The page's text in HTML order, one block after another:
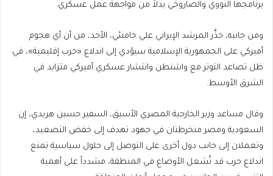
برنامجها النووي والصاروخي بدلاً من مواجهة عمل عسكري.
ومن جانبه، حذَّر المرشد الإيراني علي خامنئي، الأحد، من أن أي هجوم
أميركي على الجمهورية الإسلامية سيؤدي إلى اندلاع «حرب إقليمية»، في
ظل تصاعد التوتر مع واشنطن وانتشار عسكري أميركي متزايد في
الشرق الأوسط.
وقال مساعد وزير الخارجية المصري الأسبق، السفير حسين هريدي، إن
السعودية ومصر منخرطتان في جهود تهدف إلى خفض التصعيد،
وتعملان إلى جانب دول أخرى على التوصل إلى حلول سياسية تمنع
اندلاع حرب قد تُشعل الأوضاع في المنطقة، مشدداً على أهمية